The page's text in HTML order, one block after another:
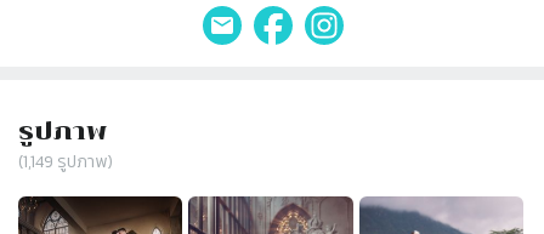
รูปภาพ
(1,149 รูปภาพ)